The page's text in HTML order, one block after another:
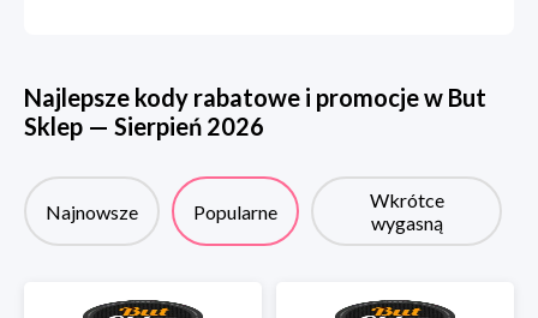
Najlepsze kody rabatowe i promocje w But
Sklep — Sierpień 2026
Najnowsze Popularne
Wkrótce
wygasną